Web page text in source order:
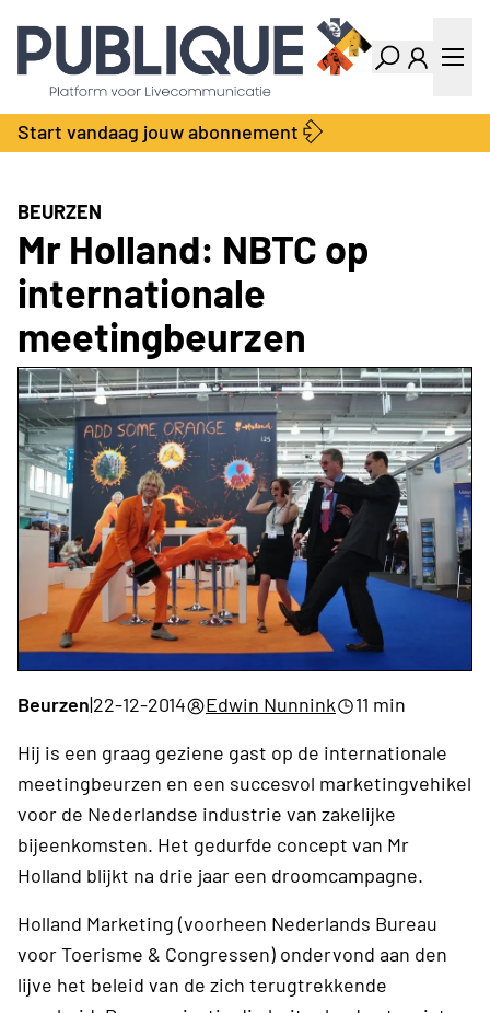
Industry Dashboard
Vacatures
Kalender
Producten
Bedrijvengids
Locatie Finder
Contact
Over ons
Adverteren
Abonnementen
Start vandaag jouw abonnement
BEURZEN
Mr Holland: NBTC op
internationale
meetingbeurzen
Beurzen|22-12-2014 Edwin Nunnink
11 min
Hij is een graag geziene gast op de internationale
meetingbeurzen en een succesvol marketingvehikel
voor de Nederlandse industrie van zakelijke
bijeenkomsten. Het gedurfde concept van Mr
Holland blijkt na drie jaar een droomcampagne.
Holland Marketing (voorheen Nederlands Bureau
voor Toerisme & Congressen) ondervond aan den
lijve het beleid van de zich terugtrekkende